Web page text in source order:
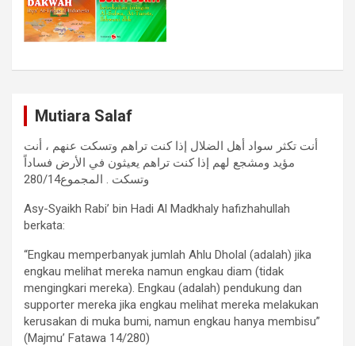
Mutiara Salaf
أنت تكثر سواد أهل الضلال إذا كنت تراهم وتسكت عنهم ، أنت
مؤيد ومشجع لهم إذا كنت تراهم يعيثون في الأرض فساداً
وتسكت . المجموع280/14
Asy-Syaikh Rabi’ bin Hadi Al Madkhaly hafizhahullah
berkata:
“Engkau memperbanyak jumlah Ahlu Dholal (adalah) jika
engkau melihat mereka namun engkau diam (tidak
mengingkari mereka). Engkau (adalah) pendukung dan
supporter mereka jika engkau melihat mereka melakukan
kerusakan di muka bumi, namun engkau hanya membisu”
(Majmu’ Fatawa 14/280)